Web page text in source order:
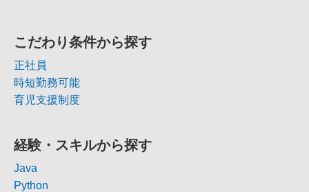
こだわり条件から探す
正社員
時短勤務可能
育児支援制度
経験・スキルから探す
Java
Python